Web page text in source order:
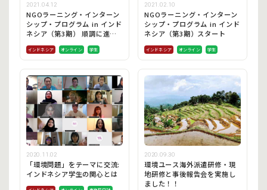
2021.04.12
NGOラーニング・インターン
シップ・プログラム in インド
ネシア（第3期） 順調に進ん
インドネシア オンライン 学生
2021.02.10
NGOラーニング・インターン
シップ・プログラム in インド
ネシア（第3期）スタート
インドネシア オンライン 学生
2020.11.02
「環境問題」をテーマに交流:
インドネシア学生の関心とは
2020.09.30
環境ユース海外派遣研修・現
地研修と事後報告会を実施し
ました！！